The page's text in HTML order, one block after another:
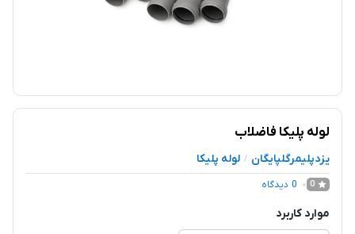
لوله پلیکا فاضلاب
یزدپلیمرگلپایگان / لوله پلیکا
0
0 دیدگاه
موارد کاربرد